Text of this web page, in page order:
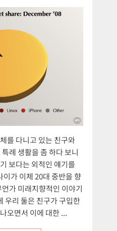
를 다니고 있는 친구와
례 생활을 좀 하다 보니
보다는 외적인 얘기를
이가 이제 20대 중반을 향
가 미래지향적인 이야기
우리 둘은 친구가 구입한
오면서 이에 대한 ...